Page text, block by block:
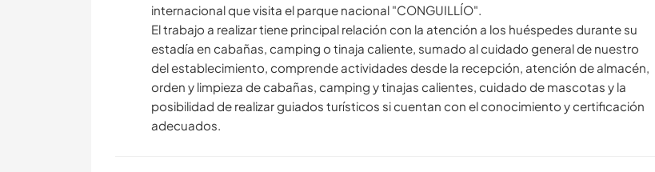
internacional que visita el parque nacional "CONGUILLÍO".
El trabajo a realizar tiene principal relación con la atención a los huéspedes durante su
estadía en cabañas, camping o tinaja caliente, sumado al cuidado general de nuestro
del establecimiento, comprende actividades desde la recepción, atención de almacén,
orden y limpieza de cabañas, camping y tinajas calientes, cuidado de mascotas y la
posibilidad de realizar guiados turísticos si cuentan con el conocimiento y certificación
adecuados.